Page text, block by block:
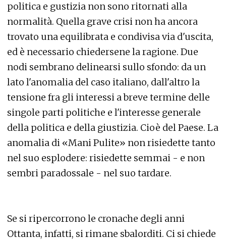
politica e gustizia non sono ritornati alla
normalità. Quella grave crisi non ha ancora
trovato una equilibrata e condivisa via d'uscita,
ed è necessario chiedersene la ragione. Due
nodi sembrano delinearsi sullo sfondo: da un
lato l'anomalia del caso italiano, dall'altro la
tensione fra gli interessi a breve termine delle
singole parti politiche e l'interesse generale
della politica e della giustizia. Cioè del Paese. La
anomalia di «Mani Pulite» non risiedette tanto
nel suo esplodere: risiedette semmai - e non
sembri paradossale - nel suo tardare.
Se si ripercorrono le cronache degli anni
Ottanta, infatti, si rimane sbalorditi. Ci si chiede